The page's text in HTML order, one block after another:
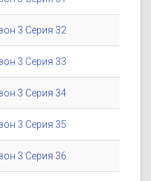
3 Серия 32
3 Серия 33
3 Серия 34
3 Серия 35
3 Серия 36